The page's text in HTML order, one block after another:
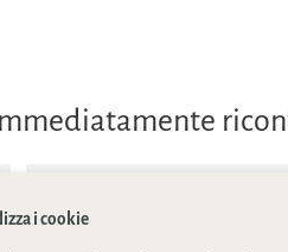
i cookie